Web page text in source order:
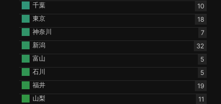
千葉
10
東京
18
神奈川
7
新潟
32
富山
5
石川
5
福井
19
山梨
11